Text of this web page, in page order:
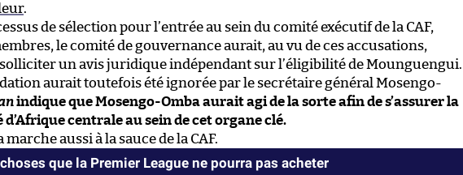
.
de sélection pour l’entrée au sein du comité exécutif de la CAF,
le comité de gouvernance aurait, au vu de ces accusations,
un avis juridique indépendant sur l’éligibilité de Mounguengui.
aurait toutefois été ignorée par le secrétaire général Mosengo-
indique que Mosengo-Omba aurait agi de la sorte afin de s’assurer la
d’Afrique centrale au sein de cet organe clé.
marche aussi à la sauce de la CAF.
que la Premier League ne pourra pas acheter